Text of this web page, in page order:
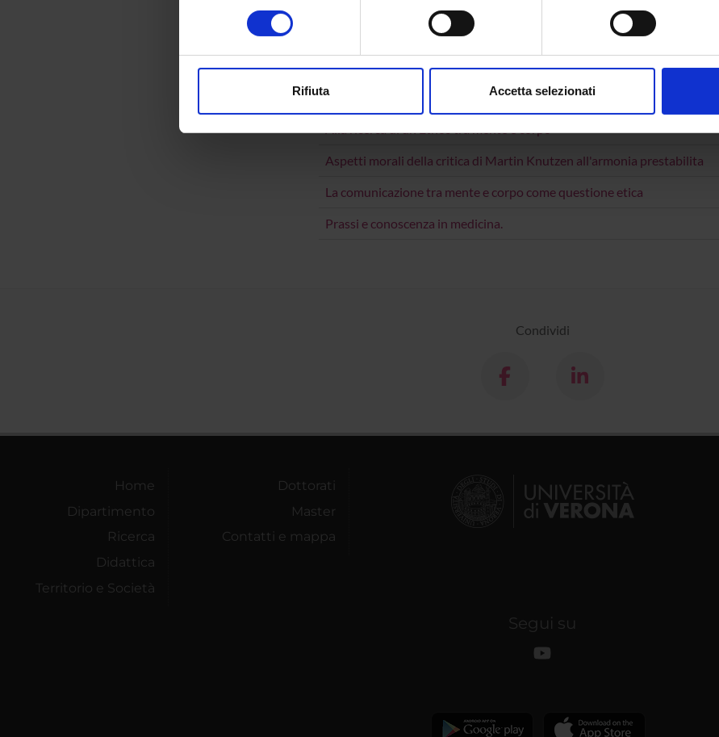
digitali).
modificare o ritirare il tuo consenso in qualsiasi momento dalla Dichiarazione sui cookie.
che hanno raccolto dal tuo utilizzo dei loro servizi.
Rifiuta Accetta selezionati
Società inclusive e pratiche di cittadinanza
HISTORY OF PHILOSOPHY: GENERAL HISTORY
TITOLO
Alla ricerca di un Ethos tra mente e corpo
Aspetti morali della critica di Martin Knutzen all'armonia prestabilita
La comunicazione tra mente e corpo come questione etica
Prassi e conoscenza in medicina.
Condividi
Home
Dipartimento
Ricerca
Didattica
Territorio e Società
Dottorati
Master
Contatti e mappa
Segui su